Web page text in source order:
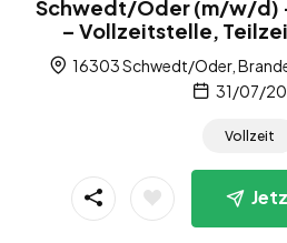
Schwedt/Oder (m/w/d)
– Vollzeitstelle,
16303 Schwedt/Oder,
31/07/
Vollzeit